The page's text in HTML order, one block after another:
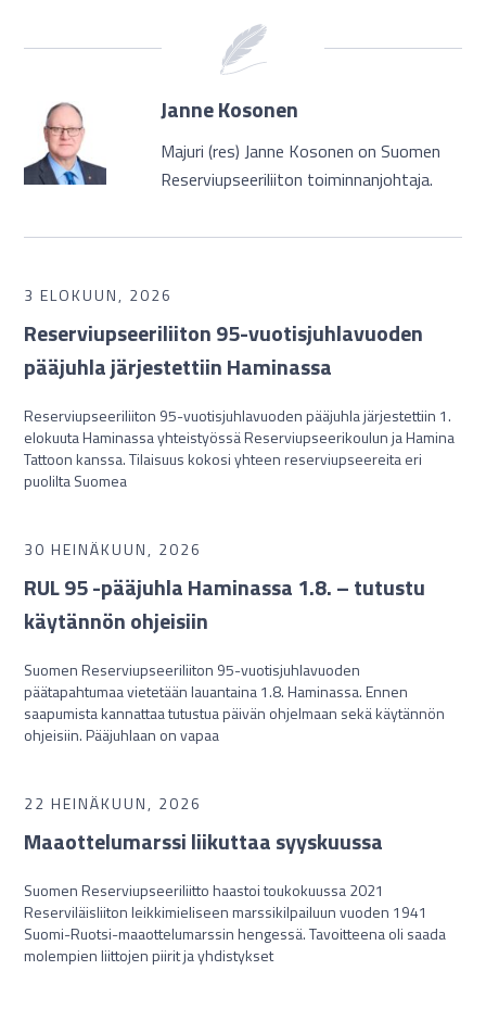
Janne Kosonen
Majuri (res) Janne Kosonen on Suomen
Reserviupseeriliiton toiminnanjohtaja.
3 ELOKUUN, 2026
Reserviupseeriliiton 95-vuotisjuhlavuoden
pääjuhla järjestettiin Haminassa
Reserviupseeriliiton 95-vuotisjuhlavuoden pääjuhla järjestettiin 1.
elokuuta Haminassa yhteistyössä Reserviupseerikoulun ja Hamina
Tattoon kanssa. Tilaisuus kokosi yhteen reserviupseereita eri
puolilta Suomea
30 HEINÄKUUN, 2026
RUL 95 -pääjuhla Haminassa 1.8. – tutustu
käytännön ohjeisiin
Suomen Reserviupseeriliiton 95-vuotisjuhlavuoden
päätapahtumaa vietetään lauantaina 1.8. Haminassa. Ennen
saapumista kannattaa tutustua päivän ohjelmaan sekä käytännön
ohjeisiin. Pääjuhlaan on vapaa
22 HEINÄKUUN, 2026
Maaottelumarssi liikuttaa syyskuussa
Suomen Reserviupseeriliitto haastoi toukokuussa 2021
Reserviläisliiton leikkimieliseen marssikilpailuun vuoden 1941
Suomi-Ruotsi-maaottelumarssin hengessä. Tavoitteena oli saada
molempien liittojen piirit ja yhdistykset